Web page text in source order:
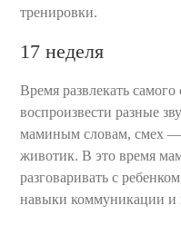
тренировки.
17 неделя
Время развлекать
воспроизвести разные
маминым словам, смех —
животик. В это время
разговаривать с
навыки коммуникации и